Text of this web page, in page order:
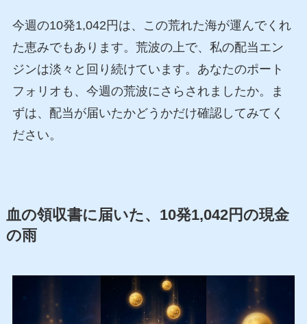
今週の10発1,042円は、この荒れた海が運んでくれ
た恵みでもあります。荒波の上で、私の配当エン
ジンは淡々と回り続けています。あなたのポート
フォリオも、今週の荒波にさらされましたか。ま
ずは、配当が届いたかどうかだけ確認してみてく
ださい。
血の領収書に届いた、10発1,042円の現金
の雨